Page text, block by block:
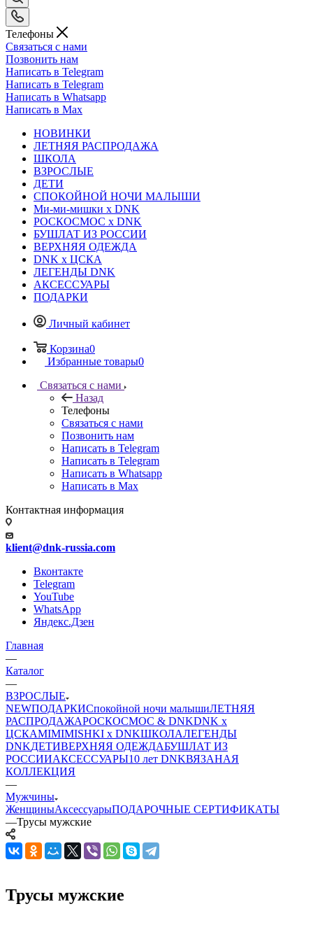
Телефоны
Связаться с нами
Позвонить нам
Написать в Telegram
Написать в Telegram
Написать в Whatsapp
Написать в Max
НОВИНКИ
ЛЕТНЯЯ РАСПРОДАЖА
ШКОЛА
ВЗРОСЛЫЕ
ДЕТИ
СПОКОЙНОЙ НОЧИ МАЛЫШИ
Ми-ми-мишки x DNK
РОСКОСМОС x DNK
БУШЛАТ ИЗ РОССИИ
ВЕРХНЯЯ ОДЕЖДА
DNK x ЦСКА
ЛЕГЕНДЫ DNK
АКСЕССУАРЫ
ПОДАРКИ
Личный кабинет
Корзина0
Избранные товары0
Связаться с нами
Назад
Телефоны
Связаться с нами
Позвонить нам
Написать в Telegram
Написать в Telegram
Написать в Whatsapp
Написать в Max
Контактная информация
klient@dnk-russia.com
Вконтакте
Telegram
YouTube
WhatsApp
Яндекс.Дзен
Главная
—
Каталог
—
ВЗРОСЛЫЕ
NEWПОДАРКИСпокойной ночи малышиЛЕТНЯЯ
РАСПРОДАЖАРОСКОСМОС & DNKDNK x
ЦСКАMIMIMISHKI x DNKШКОЛАЛЕГЕНДЫ
DNKДЕТИВЕРХНЯЯ ОДЕЖДАБУШЛАТ ИЗ
РОССИИАКСЕССУАРЫ10 лет DNKВЯЗАНАЯ
КОЛЛЕКЦИЯ
—
Мужчины
ЖенщиныАксессуарыПОДАРОЧНЫЕ СЕРТИФИКАТЫ
—Трусы мужские
Трусы мужские